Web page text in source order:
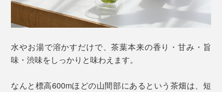
水やお湯で溶かすだけで、茶葉本来の香り・甘み・旨
味・渋味をしっかりと味わえます。
なんと標高600mほどの山間部にあるという茶畑は、短